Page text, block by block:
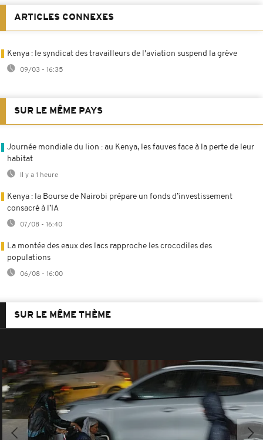
ARTICLES CONNEXES
Kenya : le syndicat des travailleurs de l'aviation suspend la grève
09/03 - 16:35
SUR LE MÊME PAYS
Journée mondiale du lion : au Kenya, les fauves face à la perte de leur
habitat
Il y a 1 heure
Kenya : la Bourse de Nairobi prépare un fonds d’investissement
consacré à l’IA
07/08 - 16:40
La montée des eaux des lacs rapproche les crocodiles des
populations
06/08 - 16:00
SUR LE MÊME THÈME